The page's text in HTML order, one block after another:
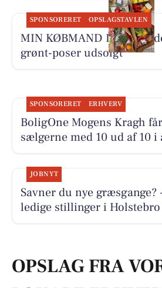
SPONSORERET OPSLAGSTAVLEN
MIN KØBMAND I ASP
grønt-poser udsolgt
SPONSORERET ERHVERV
BoligOne Mogens Kragh
sælgerne med 10 ud af 10 i
JOBNYT
Savner du nye græsgange?
ledige stillinger i Holstebro
OPSLAG FRA